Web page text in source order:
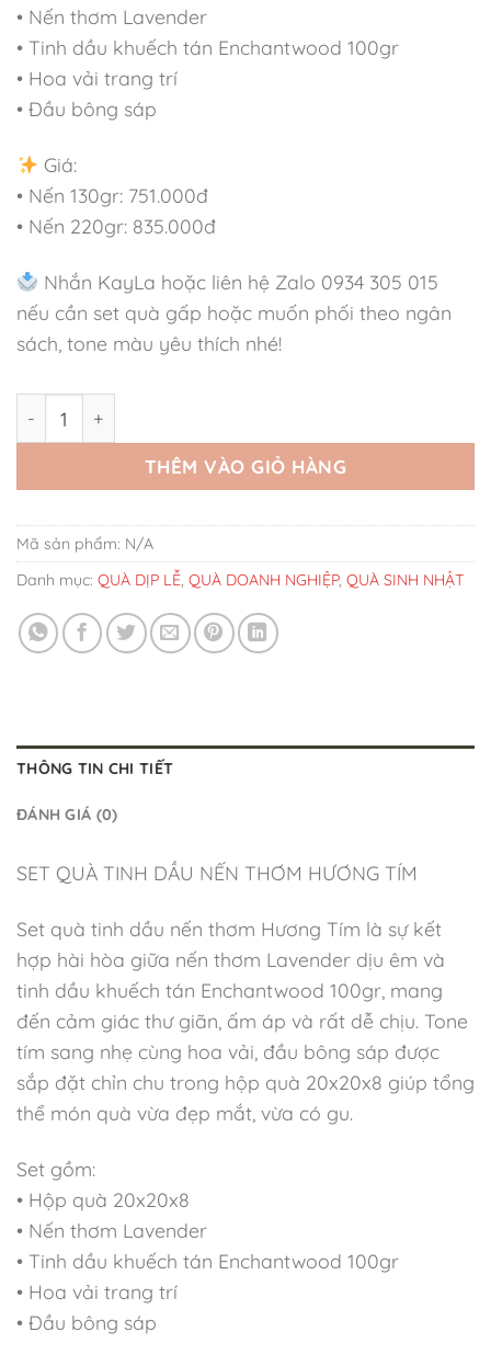
• Nến thơm Lavender
• Tinh dầu khuếch tán Enchantwood 100gr
• Hoa vải trang trí
• Đầu bông sáp
Giá:
• Nến 130gr: 751.000đ
• Nến 220gr: 835.000đ
Nhắn KayLa hoặc liên hệ Zalo 0934 305 015
nếu cần set quà gấp hoặc muốn phối theo ngân
sách, tone màu yêu thích nhé!
THÊM VÀO GIỎ HÀNG
Mã sản phẩm: N/A
Danh mục: QUÀ DỊP LỄ, QUÀ DOANH NGHIỆP, QUÀ SINH NHẬT
THÔNG TIN CHI TIẾT
ĐÁNH GIÁ (0)
SET QUÀ TINH DẦU NẾN THƠM HƯƠNG TÍM
Set quà tinh dầu nến thơm Hương Tím là sự kết
hợp hài hòa giữa nến thơm Lavender dịu êm và
tinh dầu khuếch tán Enchantwood 100gr, mang
đến cảm giác thư giãn, ấm áp và rất dễ chịu. Tone
tím sang nhẹ cùng hoa vải, đầu bông sáp được
sắp đặt chỉn chu trong hộp quà 20x20x8 giúp tổng
thể món quà vừa đẹp mắt, vừa có gu.
Set gồm:
• Hộp quà 20x20x8
• Nến thơm Lavender
• Tinh dầu khuếch tán Enchantwood 100gr
• Hoa vải trang trí
• Đầu bông sáp
Xem thêm nội dung
SẢN PHẨM TƯƠNG TỰ